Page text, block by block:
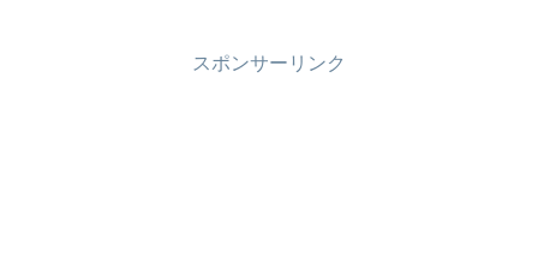
スポンサーリンク